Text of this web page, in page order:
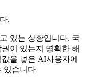
.
있는 상황입니다. 국
이 있는지 명확한 해
을 넣은 AI사용자에
있습니다